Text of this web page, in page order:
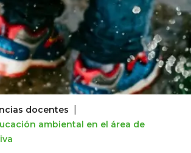
docentes
ambiental en el área de